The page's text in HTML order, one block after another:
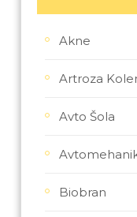
Akne
Artroza
Avto Šola
Biobran